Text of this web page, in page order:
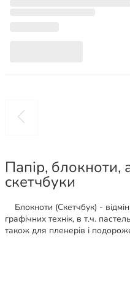
Папір,
скетчбуки
Блокноти (Скетчбук) -
графічних технік, в т.ч.
також для пленерів і